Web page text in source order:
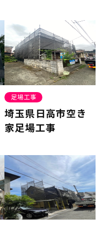
足場工事
埼玉県日高市空き
家足場工事